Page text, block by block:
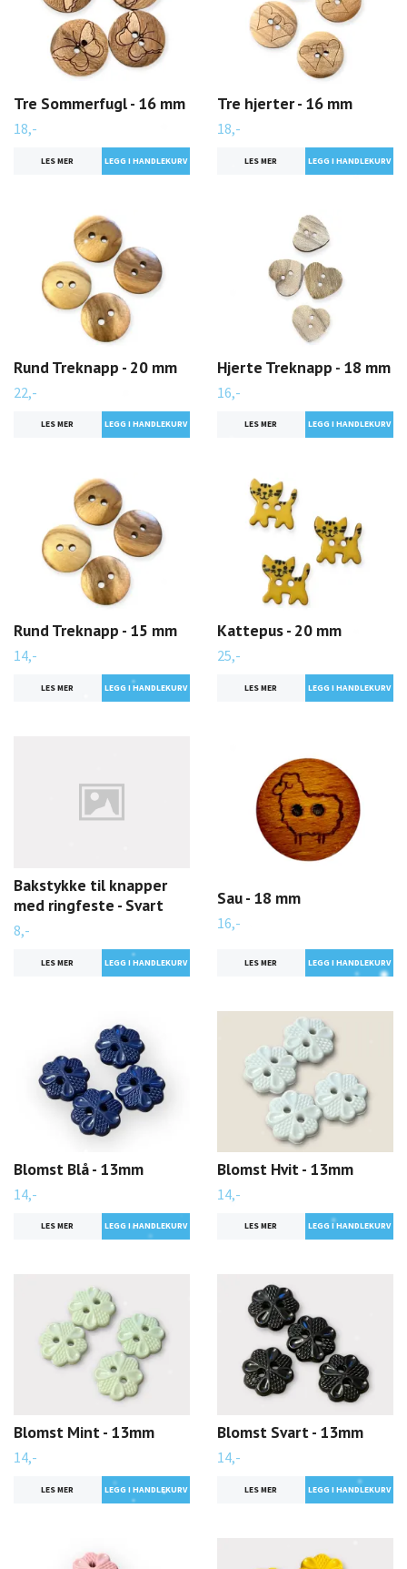
Tre Sommerfugl - 16 mm
18,-
LES MER
Tre hjerter - 16 mm
18,-
LES MER
Rund Treknapp - 20 mm
22,-
LES MER
Hjerte Treknapp - 18 mm
16,-
LES MER
Rund Treknapp - 15 mm
14,-
LES MER
Kattepus - 20 mm
25,-
LES MER
Bakstykke til knapper
med ringfeste - Svart
8,-
LES MER
Sau - 18 mm
16,-
LES MER
Blomst Blå - 13mm
14,-
LES MER
Blomst Hvit - 13mm
14,-
LES MER
Blomst Mint - 13mm
14,-
LES MER
Blomst Svart - 13mm
14,-
LES MER